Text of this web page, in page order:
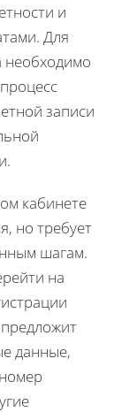
и
Для
необходимо
записи
кабинете
но требует
шагам.
на
данные,